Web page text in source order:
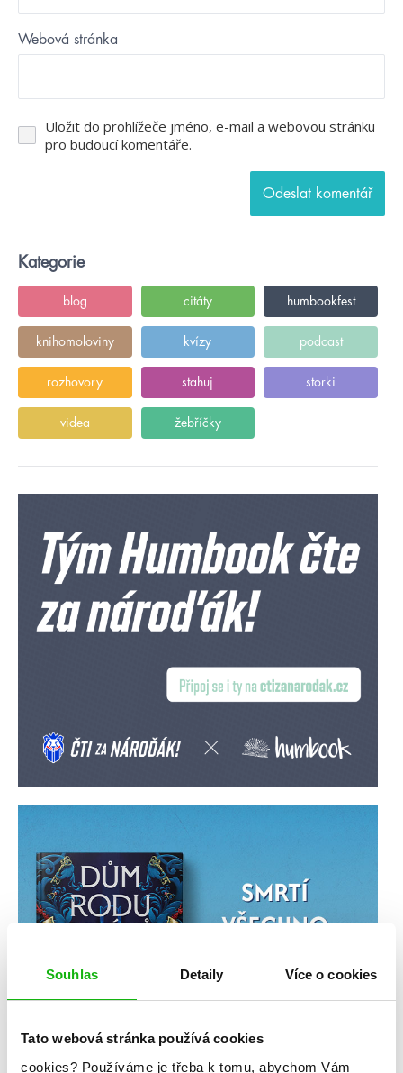
Souhlas Detaily Více o cookies
Tato webová stránka používá cookies
cookies? Používáme je třeba k tomu, abychom Vám
Webová stránka
Uložit do prohlížeče jméno, e-mail a webovou stránku
pro budoucí komentáře.
Kategorie
blog citáty humbookfest
knihomoloviny kvízy podcast
rozhovory stahuj storki
videa žebříčky